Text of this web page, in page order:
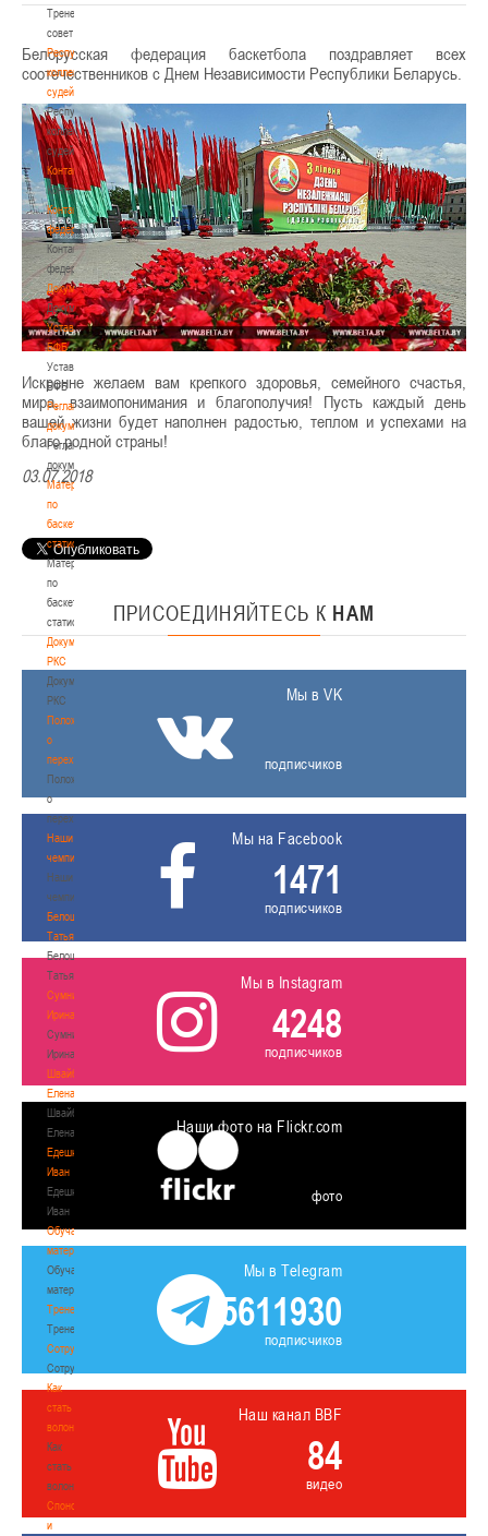
Тренерский
совет
Республиканская
коллегия
судей
Республиканская
коллегия
судей
Контакты
Контакты
Контакты
федерации
Контакты
федерации
Документы
Документы
Устав
БФБ
Устав
БФБ
Регламентирующие
документы
Регламентирующие
документы
Материалы
по
баскетбольной
статистике
Материалы
по
баскетбольной
статистике
Документы
РКС
Документы
РКС
Положение
о
переходах
Положение
о
переходах
Наши
чемпионы
Наши
чемпионы
Белошапко
Татьяна
Белошапко
Татьяна
Сумникова
Ирина
Сумникова
Ирина
Швайбович
Елена
Швайбович
Елена
Едешко
Иван
Едешко
Иван
Обучающие
материалы
Обучающие
материалы
Тренерам
Тренерам
Сотрудничество
Сотрудничество
Как
стать
волонтером
Как
стать
волонтером
Спонсоры
и
Белорусская федерация баскетбола поздравляет всех
соотечественников с Днем Независимости Республики Беларусь.
Искренне желаем вам крепкого здоровья, семейного счастья,
мира, взаимопонимания и благополучия! Пусть каждый день
вашей жизни будет наполнен радостью, теплом и успехами на
благо родной страны!
03.07.2018
ПРИСОЕДИНЯЙТЕСЬ К НАМ
Мы в VK
подписчиков
Мы на Facebook
1471
подписчиков
Мы в Instagram
4248
подписчиков
Наши фото на Flickr.com
фото
Мы в Telegram
5611930
подписчиков
Наш канал BBF
84
видео